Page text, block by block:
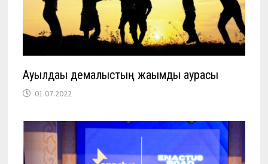
Ауылдағы демалыстың жағымды аурасы
01.07.2022